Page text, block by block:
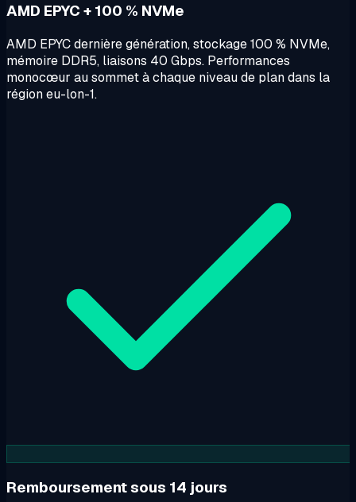
AMD EPYC + 100 % NVMe
AMD EPYC dernière génération, stockage 100 % NVMe,
mémoire DDR5, liaisons 40 Gbps. Performances
monocœur au sommet à chaque niveau de plan dans la
région eu-lon-1.
Remboursement sous 14 jours